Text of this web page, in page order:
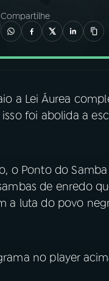
MÚSICA
Compartilhe
a Lei Áurea
foi abolida a
o Ponto do Samba
de enredo
a luta do povo
no player